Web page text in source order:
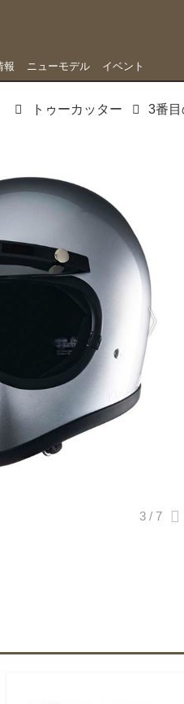
報 ニューモデル イベント
トゥーカッター 3番